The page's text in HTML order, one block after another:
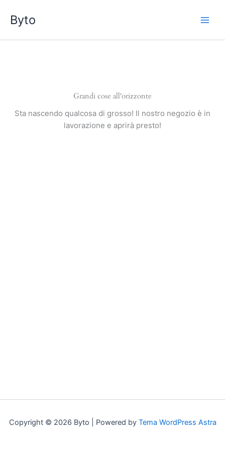
contenuto
Byto
Grandi cose all'orizzonte
Sta nascendo qualcosa di grosso! Il nostro negozio è in
lavorazione e aprirà presto!
Copyright © 2026 Byto | Powered by Tema WordPress Astra